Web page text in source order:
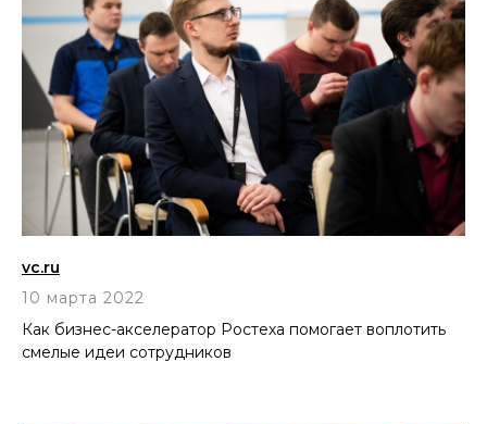
vc.ru
10 марта 2022
Как бизнес-акселератор Ростеха помогает воплотить
смелые идеи сотрудников